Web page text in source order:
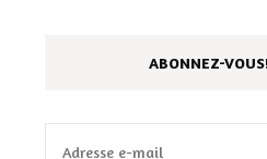
ABONNEZ-